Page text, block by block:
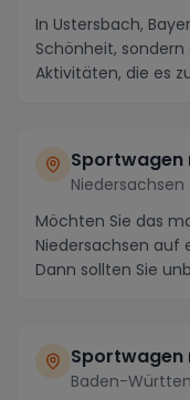
In Ustersbach,
Schönheit,
Aktivitäten, die es
Sportwagen
Niedersachsen
Möchten Sie das
Niedersachsen auf
Dann sollten Sie
Sportwagen
Baden-